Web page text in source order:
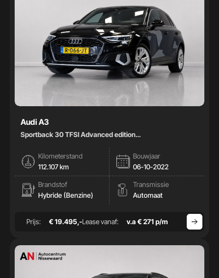
Audi A3
Sportback 30 TFSI Advanced edition
Kilometerstand
112.107 km
Bouwjaar
06-10-2022
Brandstof
Hybride (Benzine)
Transmissie
Automaat
Prijs: € 19.495,-Lease vanaf: v.a € 271 p/m